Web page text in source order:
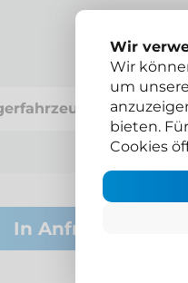
In Anfrageliste
Wir
Wir
um
bieten.
Cookies